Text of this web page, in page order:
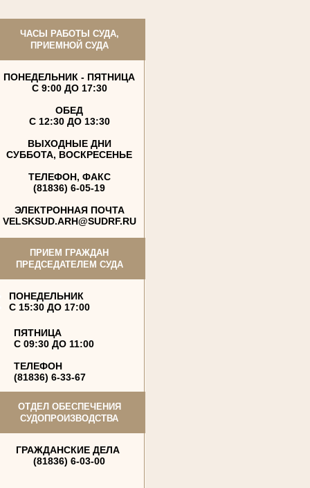
ЧАСЫ РАБОТЫ СУДА,
ПРИЕМНОЙ СУДА
ПОНЕДЕЛЬНИК - ПЯТНИЦА
С 9:00 ДО 17:30
ОБЕД
С 12:30 ДО 13:30
ВЫХОДНЫЕ ДНИ
СУББОТА, ВОСКРЕСЕНЬЕ
ТЕЛЕФОН, ФАКС
(81836) 6-05-19
ЭЛЕКТРОННАЯ ПОЧТА
VELSKSUD.ARH@SUDRF.RU
ПРИЕМ ГРАЖДАН
ПРЕДСЕДАТЕЛЕМ СУДА
ПОНЕДЕЛЬНИК
С 15:30 ДО 17:00
ПЯТНИЦА
С 09:30 ДО 11:00
ТЕЛЕФОН
(81836) 6-33-67
ОТДЕЛ ОБЕСПЕЧЕНИЯ
СУДОПРОИЗВОДСТВА
ГРАЖДАНСКИЕ ДЕЛА
(81836) 6-03-00